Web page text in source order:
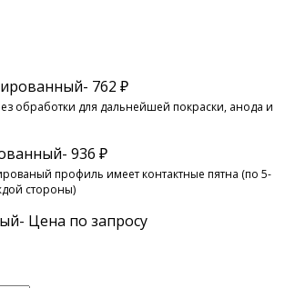
- 762 ₽
обработки для дальнейшей покраски, анода и
- 936 ₽
профиль имеет контактные пятна (по 5-
стороны)
- Цена по запросу